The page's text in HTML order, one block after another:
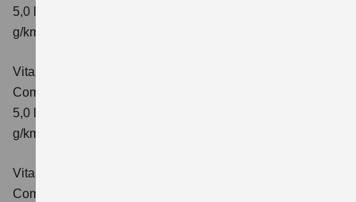
5,0 l/100km; kombinierter Wert der CO₂-Emission: 113
g/km; CO₂-Klasse: C
Vitara 1.5 DUALJET HYBRID AGS
Comfort+
5,0 l/100km; kombinierter Wert der CO₂-Emission: 114
g/km; CO₂-Klasse: C
Vitara 1.5 DUALJET HYBRID ALLGRIP AGS
Comfort